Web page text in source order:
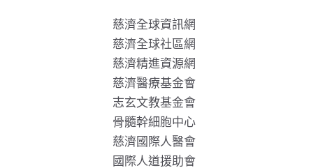
慈濟全球資訊網
慈濟全球社區網
慈濟精進資源網
慈濟醫療基金會
志玄文教基金會
骨髓幹細胞中心
慈濟國際人醫會
國際人道援助會